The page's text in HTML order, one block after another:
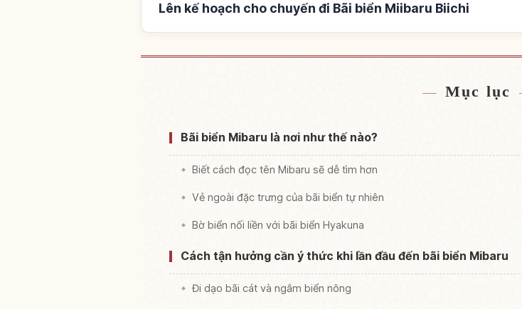
Lên kế hoạch cho chuyến đi Bãi biển Miibaru Biichi
Mục lục
Bãi biển Mibaru là nơi như thế nào?
Biết cách đọc tên Mibaru sẽ dễ tìm hơn
Vẻ ngoài đặc trưng của bãi biển tự nhiên
Bờ biển nối liền với bãi biển Hyakuna
Cách tận hưởng cần ý thức khi lần đầu đến bãi biển Mibaru
Đi dạo bãi cát và ngắm biển nông